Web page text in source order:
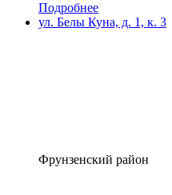
Подробнее
ул. Белы Куна, д. 1, к. 3
Фрунзенский район